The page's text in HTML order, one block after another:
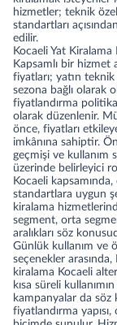
hizmetler; teknik
standartları
edilir.
Kocaeli Yat Kiralama
Kapsamlı bir hizmet
fiyatları; yatın
sezona bağlı olarak
fiyatlandırma
olarak düzenlenir.
önce, fiyatları
imkânına sahiptir.
geçmişi ve kullanım
üzerinde belirleyici
Kocaeli
standartlara uygun
kiralama
segment, orta
aralıkları söz
Günlük kullanım ve
seçenekler
kiralama Kocaeli
kısa süreli
kampanyalar da
fiyatlandırma